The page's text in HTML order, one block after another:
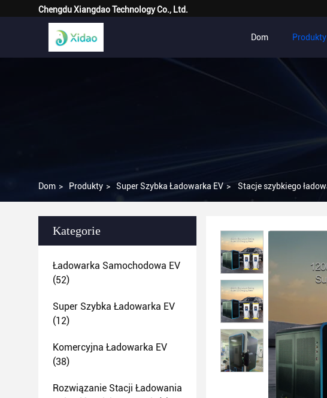
Chengdu Xiangdao Technology Co., Ltd.
Dom Produkty
Dom > Produkty > Super Szybka Ładowarka EV > Stacje szybkiego
Kategorie
Ładowarka Samochodowa EV
(52)
Super Szybka Ładowarka EV
(12)
Komercyjna Ładowarka EV
(38)
Rozwiązanie Stacji Ładowania